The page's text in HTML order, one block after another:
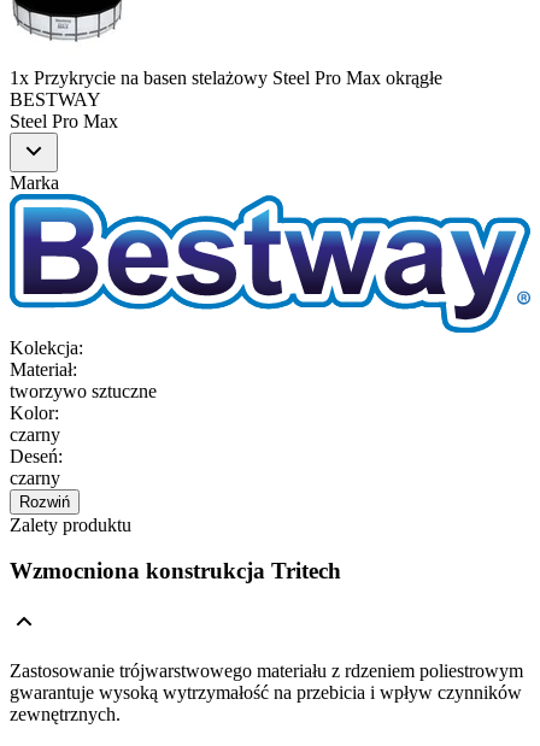
1x Przykrycie na basen stelażowy Steel Pro Max okrągłe
BESTWAY
Steel Pro Max
Marka
Kolekcja:
Materiał:
tworzywo sztuczne
Kolor:
czarny
Deseń:
czarny
Rozwiń
Zalety produktu
Wzmocniona konstrukcja Tritech
Zastosowanie trójwarstwowego materiału z rdzeniem poliestrowym
gwarantuje wysoką wytrzymałość na przebicia i wpływ czynników
zewnętrznych.